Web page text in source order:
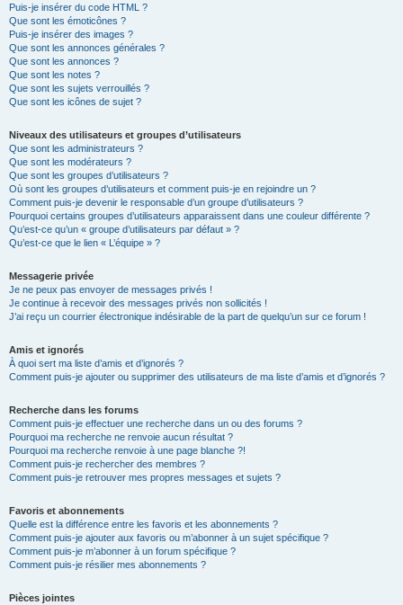
Puis-je insérer du code HTML ?
Que sont les émoticônes ?
Puis-je insérer des images ?
Que sont les annonces générales ?
Que sont les annonces ?
Que sont les notes ?
Que sont les sujets verrouillés ?
Que sont les icônes de sujet ?
Niveaux des utilisateurs et groupes d’utilisateurs
Que sont les administrateurs ?
Que sont les modérateurs ?
Que sont les groupes d’utilisateurs ?
Où sont les groupes d’utilisateurs et comment puis-je en rejoindre un ?
Comment puis-je devenir le responsable d’un groupe d’utilisateurs ?
Pourquoi certains groupes d’utilisateurs apparaissent dans une couleur différente ?
Qu’est-ce qu’un « groupe d’utilisateurs par défaut » ?
Qu’est-ce que le lien « L’équipe » ?
Messagerie privée
Je ne peux pas envoyer de messages privés !
Je continue à recevoir des messages privés non sollicités !
J’ai reçu un courrier électronique indésirable de la part de quelqu’un sur ce forum !
Amis et ignorés
À quoi sert ma liste d’amis et d’ignorés ?
Comment puis-je ajouter ou supprimer des utilisateurs de ma liste d’amis et d’ignorés ?
Recherche dans les forums
Comment puis-je effectuer une recherche dans un ou des forums ?
Pourquoi ma recherche ne renvoie aucun résultat ?
Pourquoi ma recherche renvoie à une page blanche ?!
Comment puis-je rechercher des membres ?
Comment puis-je retrouver mes propres messages et sujets ?
Favoris et abonnements
Quelle est la différence entre les favoris et les abonnements ?
Comment puis-je ajouter aux favoris ou m’abonner à un sujet spécifique ?
Comment puis-je m’abonner à un forum spécifique ?
Comment puis-je résilier mes abonnements ?
Pièces jointes